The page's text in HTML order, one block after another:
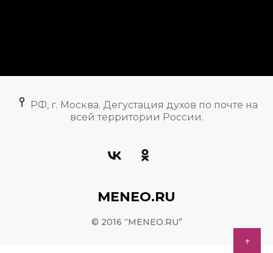
MENEO.RU
© 2016 “MENEO.RU”
РФ, г. Москва. Дегустация духов по почте на
всей территории России.